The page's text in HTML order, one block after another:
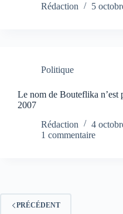
Rédaction
5
Politique
Le nom de Bouteflika n’est
2007
Rédaction
4
1 commentaire
PRÉCÉDENT